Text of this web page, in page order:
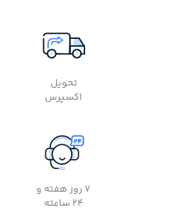
تحویل
اکسپرس
7 روز هفته و
24 ساعته